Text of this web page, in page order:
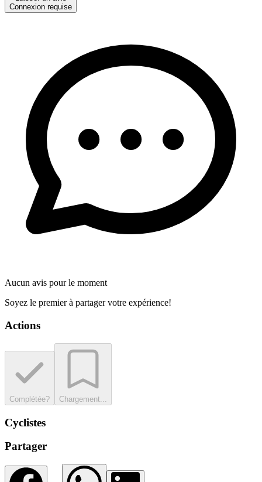
Connexion requise
Aucun avis pour le moment
Soyez le premier à partager votre expérience!
Actions
Complétée? Chargement...
Cyclistes
Partager